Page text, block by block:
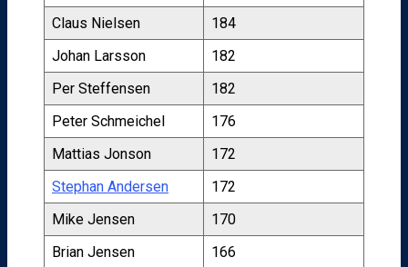
Claus Nielsen
184
Johan Larsson
182
Per Steffensen
182
Peter Schmeichel
176
Mattias Jonson
172
Stephan Andersen
172
Mike Jensen
170
Brian Jensen
166